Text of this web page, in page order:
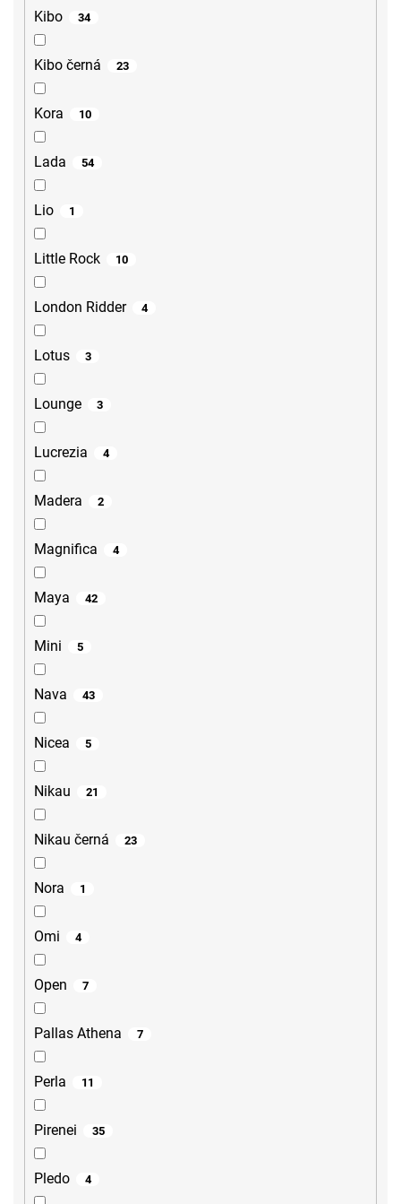
Kibo 34
Kibo černá 23
Kora 10
Lada 54
Lio 1
Little Rock 10
London Ridder 4
Lotus 3
Lounge 3
Lucrezia 4
Madera 2
Magnifica 4
Maya 42
Mini 5
Nava 43
Nicea 5
Nikau 21
Nikau černá 23
Nora 1
Omi 4
Open 7
Pallas Athena 7
Perla 11
Pirenei 35
Pledo 4